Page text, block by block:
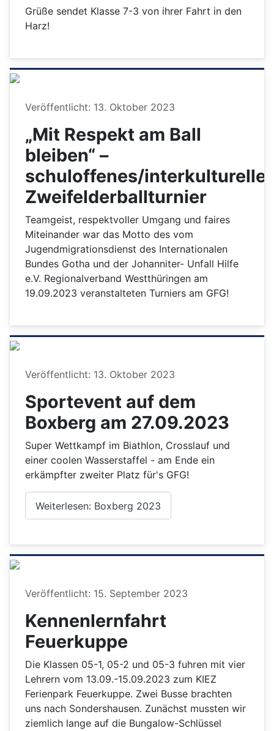
Grüße sendet Klasse 7-3 von ihrer Fahrt in den
Harz!
Details
Veröffentlicht: 13. Oktober 2023
„Mit Respekt am Ball
bleiben“ –
schuloffenes/
Zweifelderballturnier
Teamgeist, respektvoller Umgang und faires
Miteinander war das Motto des vom
Jugendmigrationsdienst des Internationalen
Bundes Gotha und der Johanniter- Unfall Hilfe
e.V. Regionalverband Westthüringen am
19.09.2023 veranstalteten Turniers am GFG!
Details
Veröffentlicht: 13. Oktober 2023
Sportevent auf dem
Boxberg am 27.09.2023
Super Wettkampf im Biathlon, Crosslauf und
einer coolen Wasserstaffel - am Ende ein
erkämpfter zweiter Platz für's GFG!
Weiterlesen: Boxberg 2023
Details
Veröffentlicht: 15. September 2023
Kennenlernfahrt
Feuerkuppe
Die Klassen 05-1, 05-2 und 05-3 fuhren mit vier
Lehrern vom 13.09.-15.09.2023 zum KIEZ
Ferienpark Feuerkuppe. Zwei Busse brachten
uns nach Sondershausen. Zunächst mussten wir
ziemlich lange auf die Bungalow-Schlüssel